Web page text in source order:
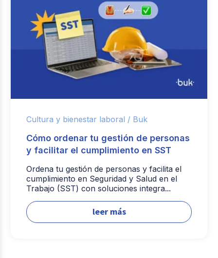
Cultura y bienestar laboral / Buk
Cómo ordenar tu gestión de personas
y facilitar el cumplimiento en SST
Ordena tu gestión de personas y facilita el
cumplimiento en Seguridad y Salud en el
Trabajo (SST) con soluciones integra...
leer más